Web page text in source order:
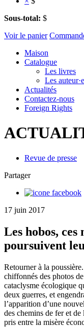
Sous-total: $
Voir le panier
Maison
Catalogue
Les livres
Les
Actualités
Contactez-nous
Foreign Rights
Revue de presse
Partager
17 juin 2017
Les hobos, ces
poursuivent
Retourner à la
chiffonnés des photos
cataclysme écologique
deux guerres, et
l’apparition d’une
des chemins de fer et
pris entre la misère